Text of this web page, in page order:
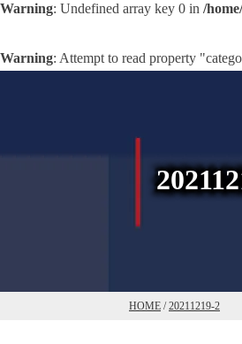
Warning: Undefined array key 0 in /
Warning: Attempt to read property
HOME /20211219-2